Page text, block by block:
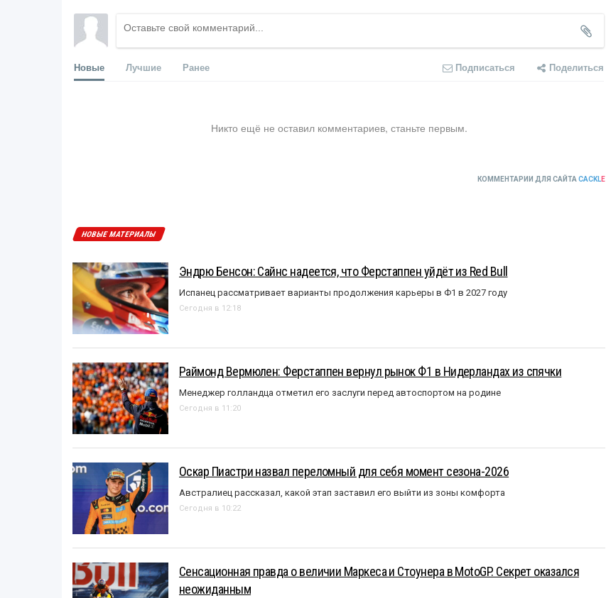
Новые Лучшие Ранее Подписаться Поделиться
Никто ещё не оставил комментариев, станьте первым.
КОММЕНТАРИИ ДЛЯ САЙТА CACKLE
НОВЫЕ МАТЕРИАЛЫ
Эндрю Бенсон: Сайнс надеется, что Ферстаппен уйдёт из Red Bull
Испанец рассматривает варианты продолжения карьеры в Ф1 в 2027 году
Сегодня в 12:18
Раймонд Вермюлен: Ферстаппен вернул рынок Ф1 в Нидерландах из спячки
Менеджер голландца отметил его заслуги перед автоспортом на родине
Сегодня в 11:20
Оскар Пиастри назвал переломный для себя момент сезона-2026
Австралиец рассказал, какой этап заставил его выйти из зоны комфорта
Сегодня в 10:22
Сенсационная правда о величии Маркеса и Стоунера в MotoGP. Секрет оказался
неожиданным